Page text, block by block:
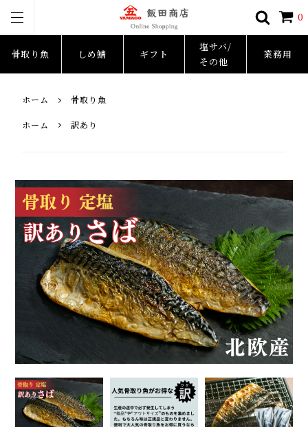
骨取り魚 しめ鯖 ギフト
塩サバ/
その他
業務用
0
ホーム 骨取り魚
ホーム 訳あり